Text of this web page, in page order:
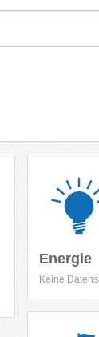
Energie
Keine